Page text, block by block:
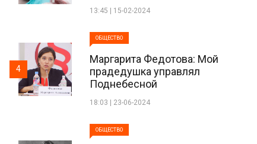
13:45 | 15-02-2024
ОБЩЕСТВО
Маргарита Федотова: Мой
прадедушка управлял
Поднебесной
18:03 | 23-06-2024
4
ОБЩЕСТВО